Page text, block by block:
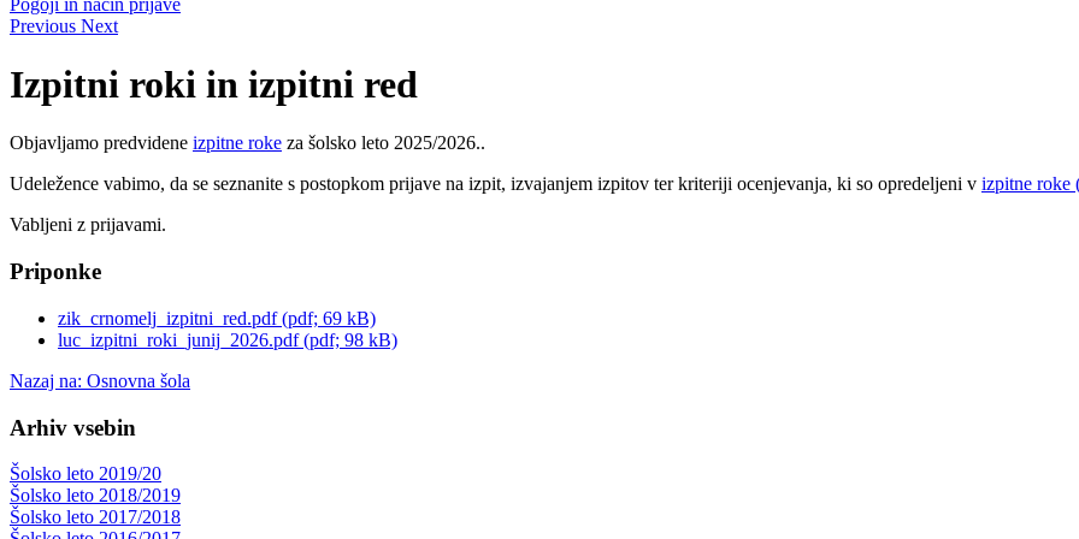
Previous Next
Izpitni roki in izpitni red
Objavljamo predvidene izpitne roke za šolsko leto 2025/2026..
Udeležence vabimo, da se seznanite s postopkom prijave na izpit, izvajanjem izpitov ter kriteriji ocenjevanja, ki so opredeljeni v izpitne roke
Vabljeni z prijavami.
Priponke
zik_crnomelj_izpitni_red.pdf (pdf; 69 kB)
luc_izpitni_roki_junij_2026.pdf (pdf; 98 kB)
Nazaj na: Osnovna šola
Arhiv vsebin
Šolsko leto 2019/20
Šolsko leto 2018/2019
Šolsko leto 2017/2018